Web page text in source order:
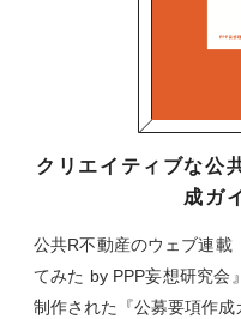
クリエイティブな公
成ガ
公共R不動産のウェブ連載
てみた by PPP妄想研究会
制作された『公募要項作